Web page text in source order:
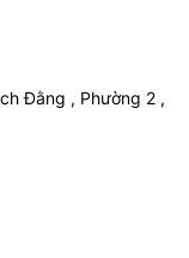
Đằng , Phường 2 ,